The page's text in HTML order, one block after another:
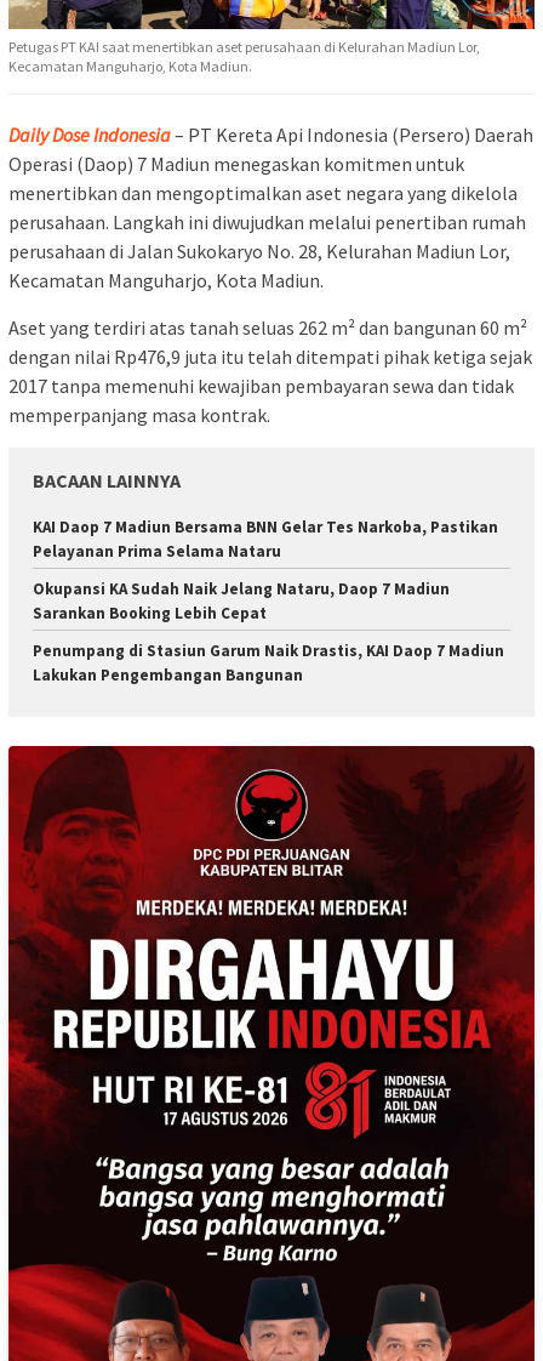
Petugas PT KAI saat menertibkan aset perusahaan di Kelurahan Madiun Lor,
Kecamatan Manguharjo, Kota Madiun.
Daily Dose Indonesia– PT Kereta Api Indonesia (Persero) Daerah
Operasi (Daop) 7 Madiun menegaskan komitmen untuk
menertibkan dan mengoptimalkan aset negara yang dikelola
perusahaan. Langkah ini diwujudkan melalui penertiban rumah
perusahaan di Jalan Sukokaryo No. 28, Kelurahan Madiun Lor,
Kecamatan Manguharjo, Kota Madiun.
Aset yang terdiri atas tanah seluas 262 m² dan bangunan 60 m²
dengan nilai Rp476,9 juta itu telah ditempati pihak ketiga sejak
2017 tanpa memenuhi kewajiban pembayaran sewa dan tidak
memperpanjang masa kontrak.
BACAAN LAINNYA
KAI Daop 7 Madiun Bersama BNN Gelar Tes Narkoba, Pastikan
Pelayanan Prima Selama Nataru
Okupansi KA Sudah Naik Jelang Nataru, Daop 7 Madiun
Sarankan Booking Lebih Cepat
Penumpang di Stasiun Garum Naik Drastis, KAI Daop 7 Madiun
Lakukan Pengembangan Bangunan